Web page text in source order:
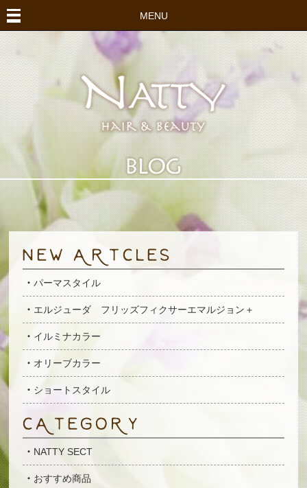
MENU
パーマスタイル
エルジューダ フリッズフィクサーエマルジョン＋
イルミナカラー
オリーブカラー
ショートスタイル
NATTY SECT
おすすめ商品